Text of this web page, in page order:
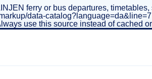
ferry or bus departures,
data-
use this source instead of cached